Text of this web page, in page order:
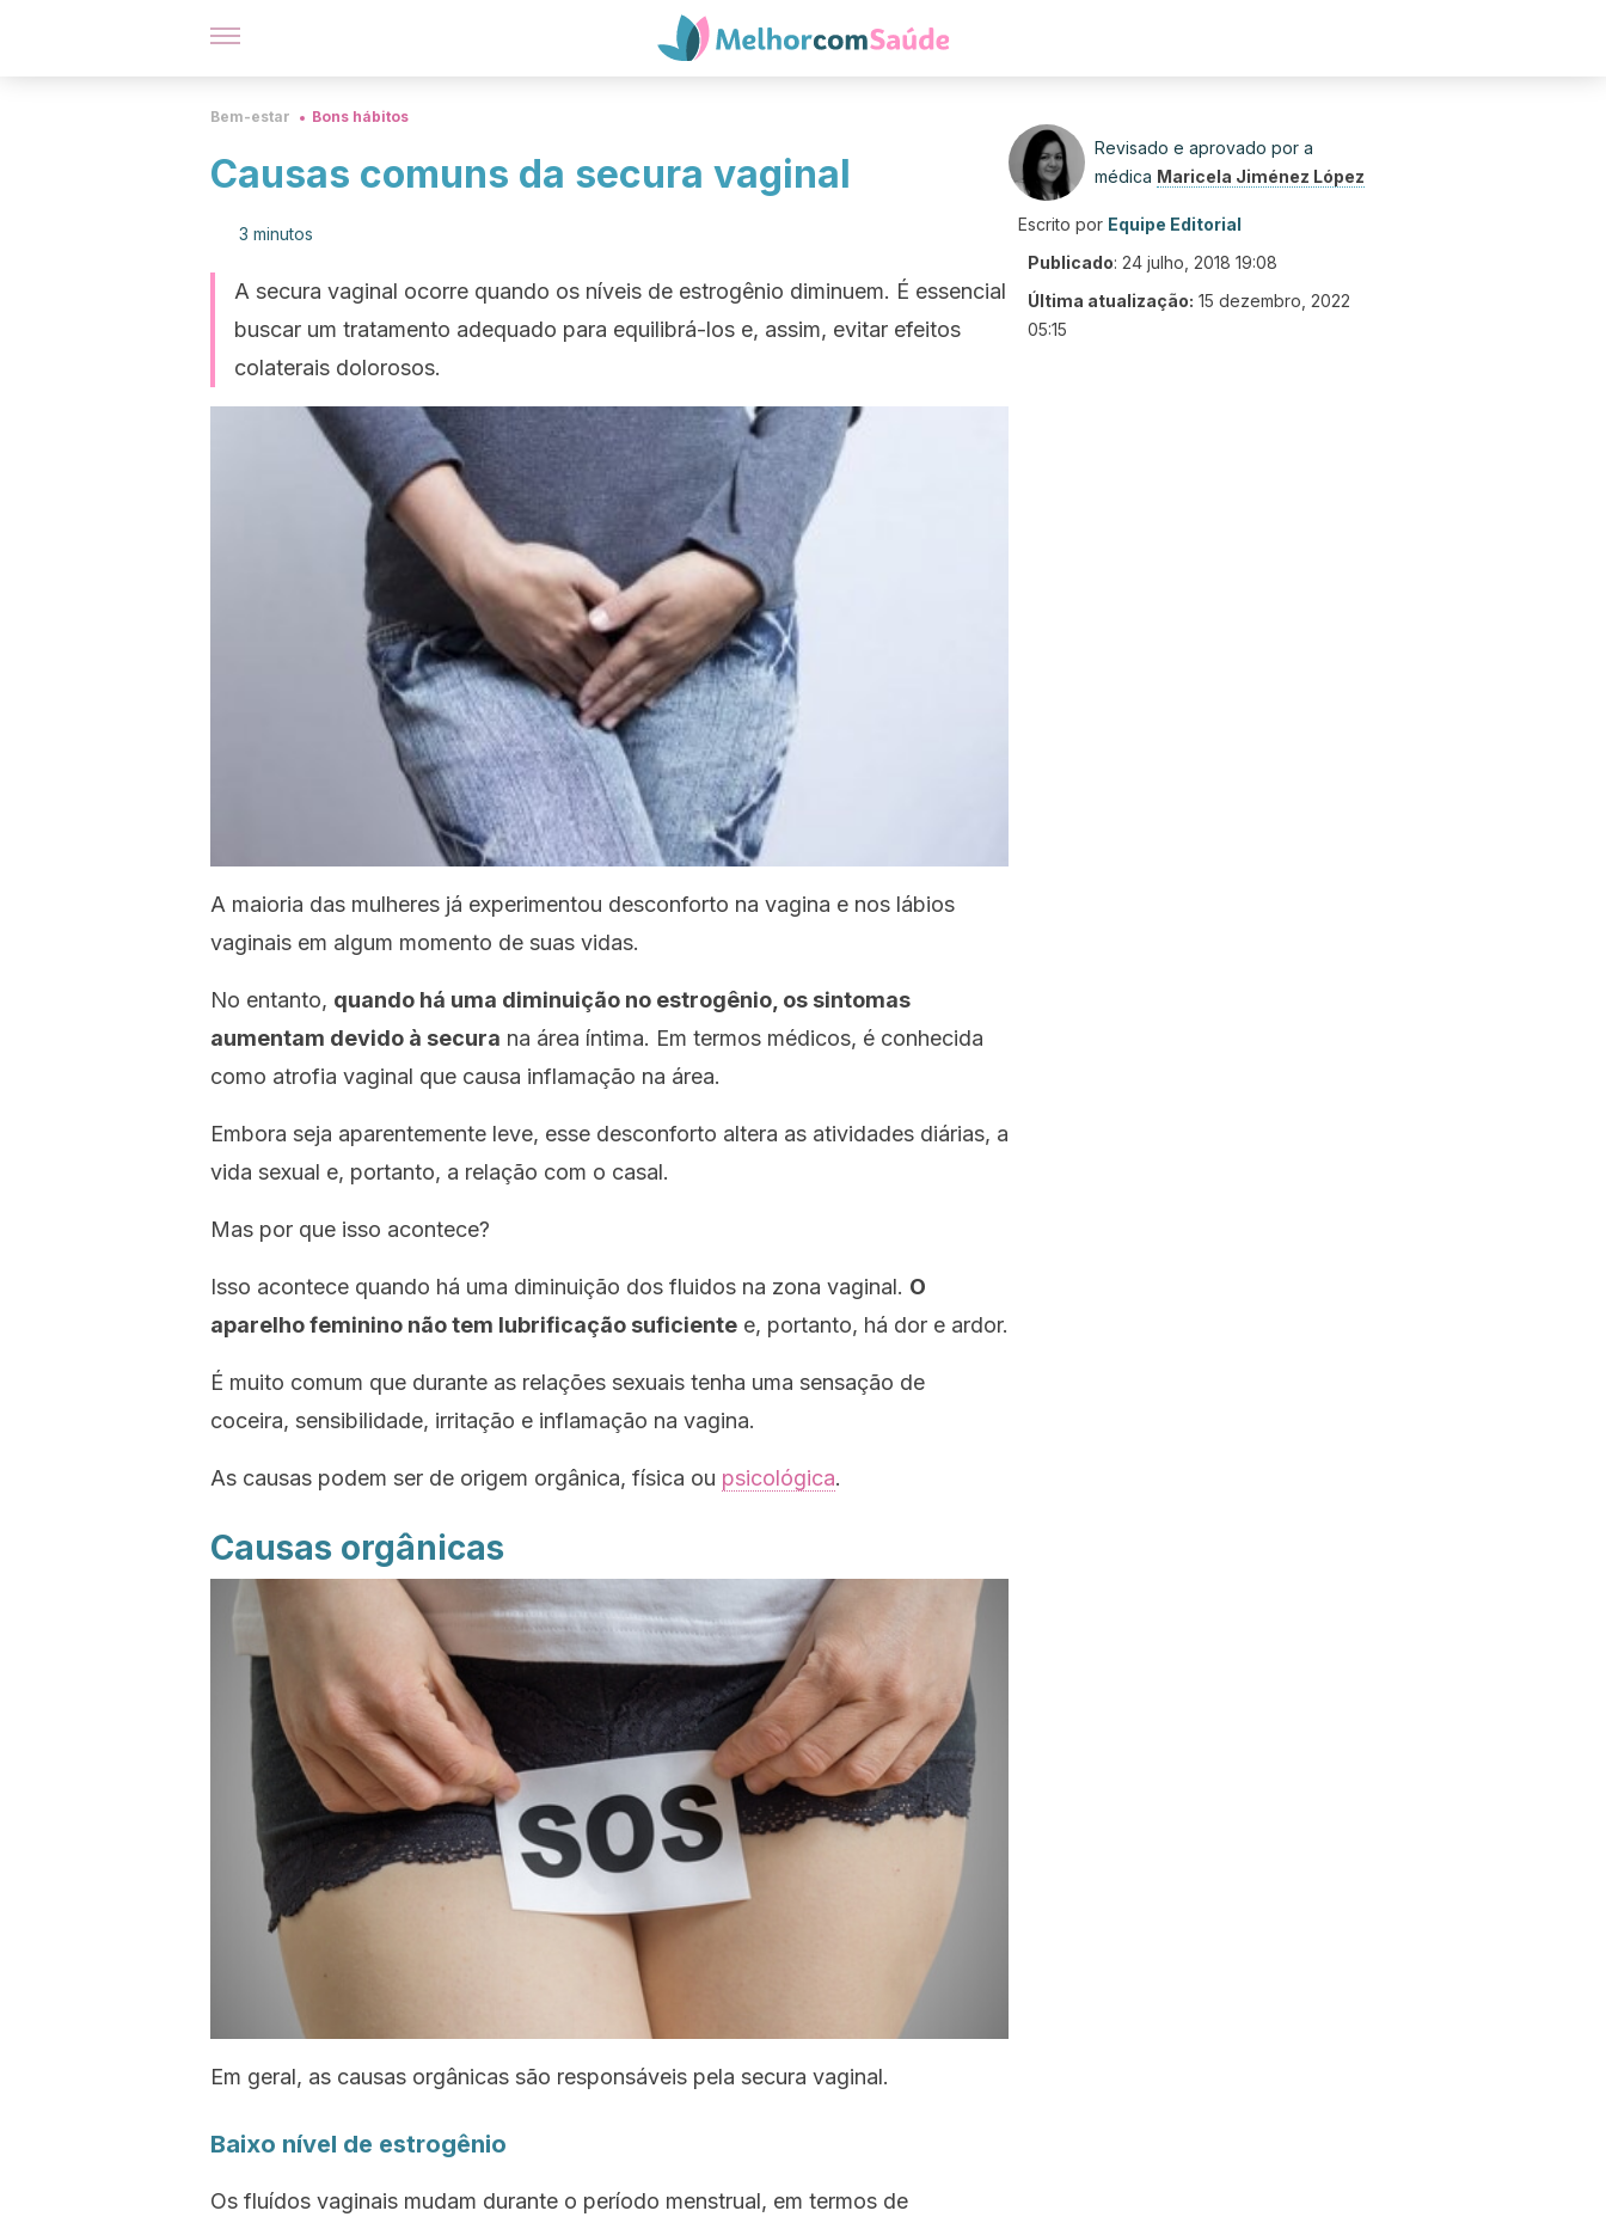
Bem-estar Bons hábitos
Causas comuns da secura vaginal
3 minutos
A secura vaginal ocorre quando os níveis de estrogênio diminuem. É essencial
buscar um tratamento adequado para equilibrá-los e, assim, evitar efeitos
colaterais dolorosos.
A maioria das mulheres já experimentou desconforto na vagina e nos lábios
vaginais em algum momento de suas vidas.
No entanto, quando há uma diminuição no estrogênio, os sintomas
aumentam devido à secura na área íntima. Em termos médicos, é conhecida
como atrofia vaginal que causa inflamação na área.
Embora seja aparentemente leve, esse desconforto altera as atividades diárias, a
vida sexual e, portanto, a relação com o casal.
Mas por que isso acontece?
Isso acontece quando há uma diminuição dos fluidos na zona vaginal. O
aparelho feminino não tem lubrificação suficiente e, portanto, há dor e ardor.
É muito comum que durante as relações sexuais tenha uma sensação de
coceira, sensibilidade, irritação e inflamação na vagina.
As causas podem ser de origem orgânica, física ou psicológica.
Causas orgânicas
Em geral, as causas orgânicas são responsáveis ​​pela secura vaginal.
Baixo nível de estrogênio
Os fluídos vaginais mudam durante o período menstrual, em termos de
Revisado e aprovado por a
médica Maricela Jiménez López
Escrito por Equipe Editorial
Publicado: 24 julho, 2018 19:08
Última atualização: 15 dezembro, 2022
05:15